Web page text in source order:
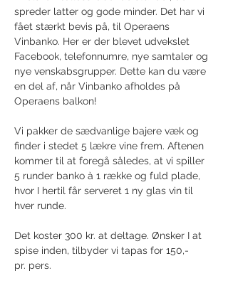
spreder latter og gode minder. Det har vi
fået stærkt bevis på, til Operaens
Vinbanko. Her er der blevet udvekslet
Facebook, telefonnumre, nye samtaler og
nye venskabsgrupper. Dette kan du være
en del af, når Vinbanko afholdes på
Operaens balkon!
Vi pakker de sædvanlige bajere væk og
finder i stedet 5 lækre vine frem. Aftenen
kommer til at foregå således, at vi spiller
5 runder banko à 1 række og fuld plade,
hvor I hertil får serveret 1 ny glas vin til
hver runde.
Det koster 300 kr. at deltage. Ønsker I at
spise inden, tilbyder vi tapas for 150,-
pr. pers.